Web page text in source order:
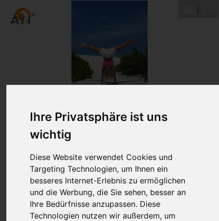
Ihre Privatsphäre ist uns
wichtig
Diese Website verwendet Cookies und
Targeting Technologien, um Ihnen ein
besseres Internet-Erlebnis zu ermöglichen
und die Werbung, die Sie sehen, besser an
Ihre Bedürfnisse anzupassen. Diese
Technologien nutzen wir außerdem, um
Led 2.Serie (Mi 19 Uhr) -
Vorerfahrung notwendig!
Januar - April 2019
Ulm
Dr. Ronald Steiner